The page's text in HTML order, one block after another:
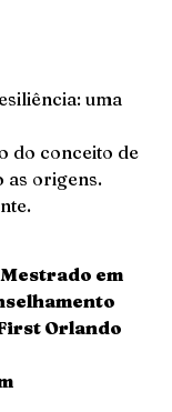
uma
do conceito de
as origens.
em
Orlando